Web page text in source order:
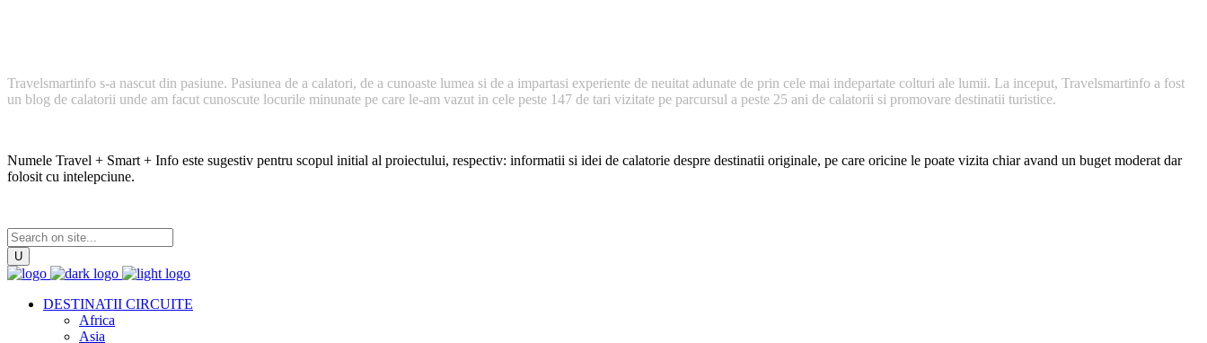
Travelsmartinfo s-a nascut din pasiune. Pasiunea de a calatori, de a cunoaste lumea si de a impartasi experiente de neuitat adunate de prin cele mai indepartate colturi ale lumii. La inceput, Travelsmartinfo a fost
un blog de calatorii unde am facut cunoscute locurile minunate pe care le-am vazut in cele peste 147 de tari vizitate pe parcursul a peste 25 ani de calatorii si promovare destinatii turistice.
Numele Travel + Smart + Info este sugestiv pentru scopul initial al proiectului, respectiv: informatii si idei de calatorie despre destinatii originale, pe care oricine le poate vizita chiar avand un buget moderat dar
folosit cu intelepciune.
DESTINATII CIRCUITE
Africa
Asia